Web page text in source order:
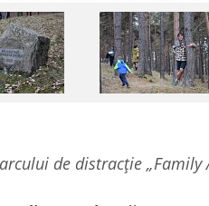
de distracție „Family